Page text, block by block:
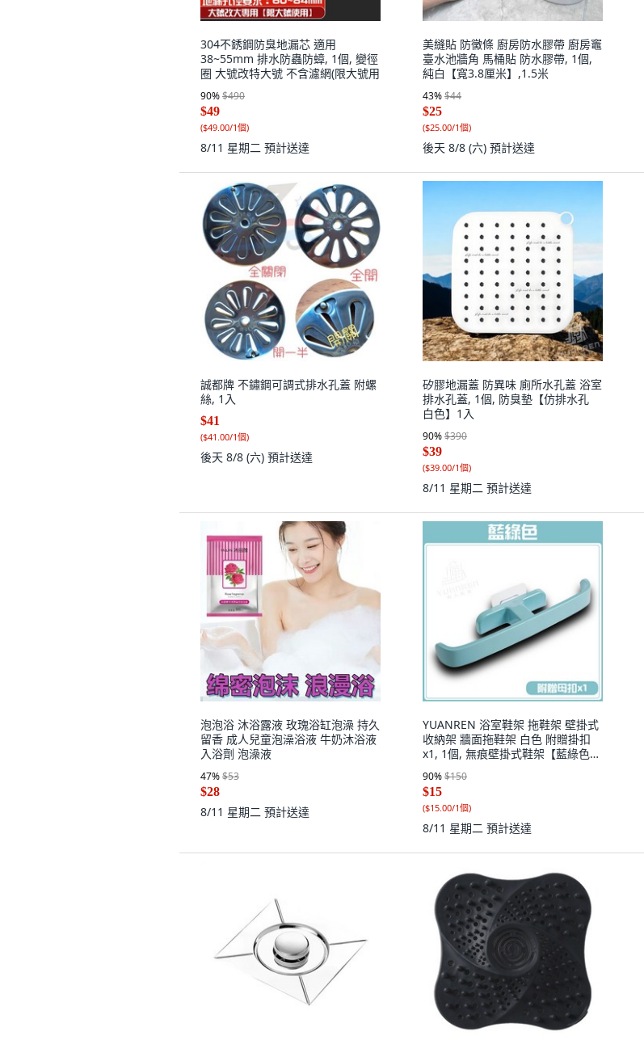
304不銹鋼防臭地漏芯 適用
38~55mm 排水防蟲防蟑, 1個, 變徑
圈 大號改特大號 不含濾網(限大號用
90%$490
$49
($49.00/1個)
8/11 星期二 預計送達
美縫貼 防黴條 廚房防水膠帶 廚房竈
臺水池牆角 馬桶貼 防水膠帶, 1個,
純白【寬3.8厘米】,1.5米
43%$44
$25
($25.00/1個)
後天 8/8 (六) 預計送達
誠都牌 不鏽鋼可調式排水孔蓋 附螺
絲, 1入
$41
($41.00/1個)
後天 8/8 (六) 預計送達
矽膠地漏蓋 防異味 廁所水孔蓋 浴室
排水孔蓋, 1個, 防臭墊【仿排水孔
白色】1入
90%$390
$39
($39.00/1個)
8/11 星期二 預計送達
泡泡浴 沐浴露液 玫瑰浴缸泡澡 持久
留香 成人兒童泡澡浴液 牛奶沐浴液
入浴劑 泡澡液
47%$53
$28
8/11 星期二 預計送達
YUANREN 浴室鞋架 拖鞋架 壁掛式
收納架 牆面拖鞋架 白色 附贈掛扣
x1, 1個, 無痕壁掛式鞋架【藍綠色】
90%$150
$15
($15.00/1個)
8/11 星期二 預計送達